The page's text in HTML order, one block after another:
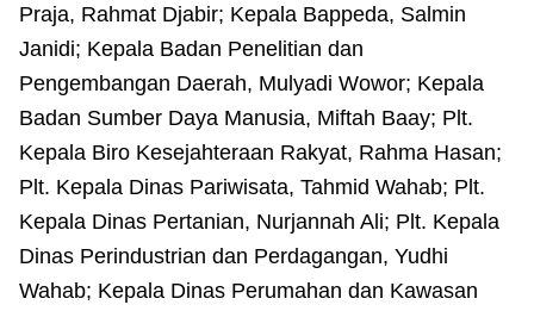
Praja, Rahmat Djabir; Kepala Bappeda, Salmin
Janidi; Kepala Badan Penelitian dan
Pengembangan Daerah, Mulyadi Wowor; Kepala
Badan Sumber Daya Manusia, Miftah Baay; Plt.
Kepala Biro Kesejahteraan Rakyat, Rahma Hasan;
Plt. Kepala Dinas Pariwisata, Tahmid Wahab; Plt.
Kepala Dinas Pertanian, Nurjannah Ali; Plt. Kepala
Dinas Perindustrian dan Perdagangan, Yudhi
Wahab; Kepala Dinas Perumahan dan Kawasan